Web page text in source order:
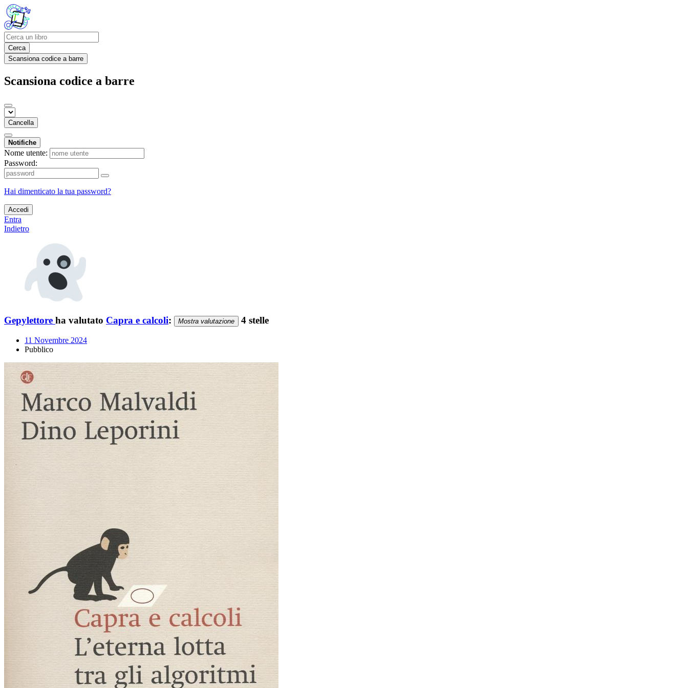
Cerca
Scansiona codice a barre
Scansiona codice a barre
Cancella
Notifiche
Nome utente:
Password:
Hai dimenticato la tua password?
Accedi
Entra
Indietro
Gepylettore ha valutato Capra e calcoli: Mostra valutazione 4 stelle
11 Novembre 2024
Pubblico